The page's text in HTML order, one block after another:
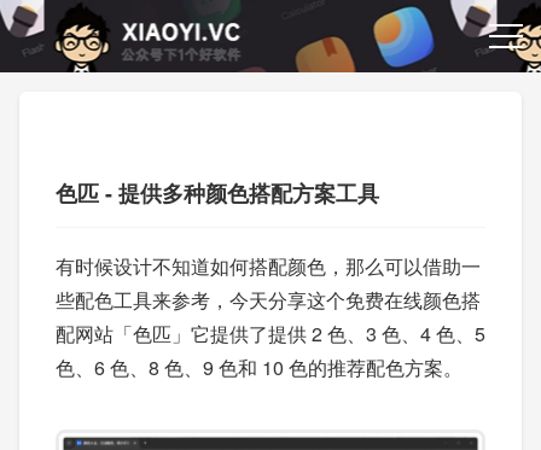
色匹 - 提供多种颜色搭配方案工具
有时候设计不知道如何搭配颜色，那么可以借助一
些配色工具来参考，今天分享这个免费在线颜色搭
配网站「色匹」它提供了提供 2 色、3 色、4 色、5
色、6 色、8 色、9 色和 10 色的推荐配色方案。